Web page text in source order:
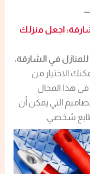
اجعل منزلك
في الشارقة،
الاختيار من
هذا المجال
التي يمكن أن
طابع شخصي.